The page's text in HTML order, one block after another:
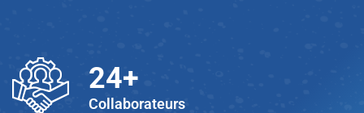
25+
Collaborateurs